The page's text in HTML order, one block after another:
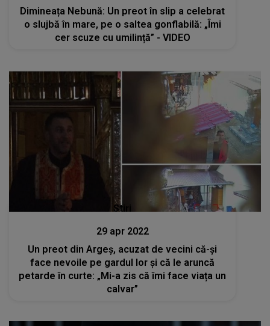
Dimineața Nebună: Un preot în slip a celebrat
o slujbă în mare, pe o saltea gonflabilă: „Îmi
cer scuze cu umilință” - VIDEO
Stiri
29 apr 2022
Un preot din Argeș, acuzat de vecini că-și
face nevoile pe gardul lor și că le aruncă
petarde în curte: „Mi-a zis că îmi face viața un
calvar”